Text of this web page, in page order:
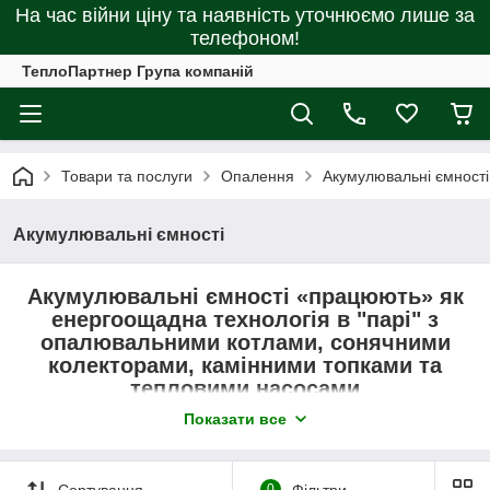
На час війни ціну та наявність уточнюємо лише за
телефоном!
ТеплоПартнер Група компаній
Товари та послуги Опалення Акумулювальні ємності
Акумулювальні ємності
Акумулювальні ємності «працюють» як
енергоощадна технологія в "парі" з
опалювальними котлами, сонячними
колекторами, камінними топками та
тепловими насосами
накопичувального бака в систему зелектричним,
Показати все